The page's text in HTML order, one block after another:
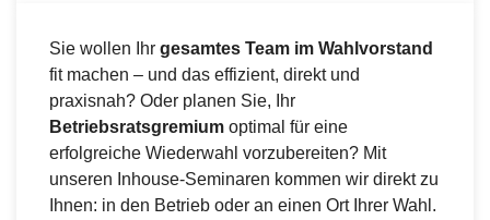
Sie wollen Ihr gesamtes Team im Wahlvorstand
fit machen – und das effizient, direkt und
praxisnah? Oder planen Sie, Ihr
Betriebsratsgremium optimal für eine
erfolgreiche Wiederwahl vorzubereiten? Mit
unseren Inhouse-Seminaren kommen wir direkt zu
Ihnen: in den Betrieb oder an einen Ort Ihrer Wahl.